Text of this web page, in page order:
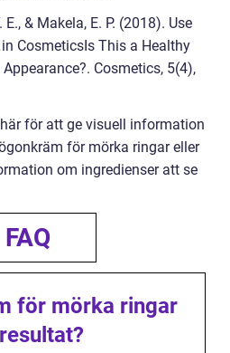
& Makela, E. P. (2018). Use
CosmeticsIs This a Healthy
Cosmetics, 5(4),
för att ge visuell information
för mörka ringar eller
om ingredienser att se
FAQ
för mörka ringar